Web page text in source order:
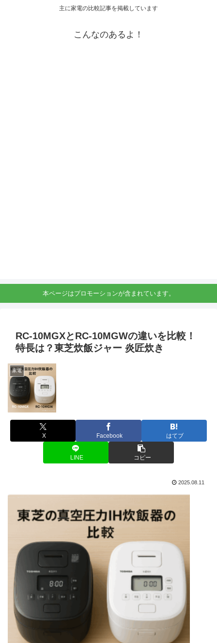
主に家電の比較記事を掲載しています
こんなのあるよ！
本ページはプロモーションが含まれています。
RC-10MGXとRC-10MGWの違いを比較！
特長は？東芝炊飯ジャー 炎匠炊き
家電
X Facebook はてブ
LINE コピー
2025.08.11